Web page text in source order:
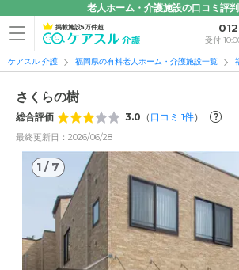
老人ホーム・介護施設の口コミ評
掲載施設5万件超
受付
ケアスル 介護 福岡県の有料老人ホーム・介護施設一覧
さくらの樹
総合評価 3.0 （ 口コミ 1件） ?
最終更新日：2026/06/28
1 / 7
1/7